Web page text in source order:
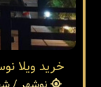
خرید ویلا